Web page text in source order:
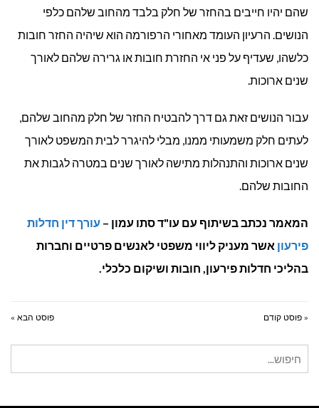
שהם יהיו חייבים בהחזר של חלק בלבד מהחוב שלהם כלפי
הנושים. הרעיון העומד מאחורי הרפורמה הוא שיהיה החזר חובות
כלשהו, שעדיף על פני אי החזרת חובות או גרירה שלהם לאורך
שנים ארוכות.
עבור הנושים זאת גם דרך להבטיח החזר של חלק מהחוב שלהם,
לעתים חלק משמעותי ממנו, מבלי להיגרר לבית המשפט לאורך
שנים ארוכות והתנהלות מתישה לאורך שנים במטרה לגבות את
החובות שלהם.
המאמר נכתב בשיתוף עם עו"ד סתו עמון – עורך דין חדלות
פירעון אשר מעניק ליווי משפטי לאנשים פרטיים וחברות
בהליכי חדלות פירעון, חובות ושיקום כלכלי.
« פוסט קודם פוסט הבא »
עבור: